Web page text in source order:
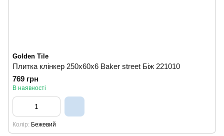
Golden Tile
Плитка клінкер 250х60х6 Baker street Біж 221010
769 грн
В наявності
Колір Бежевий